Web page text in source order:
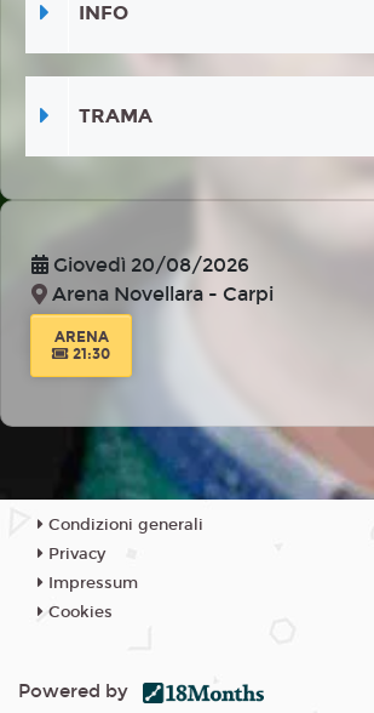
INFO
TRAMA
Giovedì 20/08/2026
Arena Novellara - Carpi
ARENA
21:30
Condizioni generali
Privacy
Impressum
Cookies
Powered by